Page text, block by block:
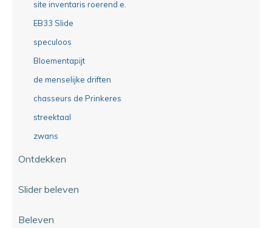
site inventaris roerend e.
EB33 Slide
speculoos
Bloementapijt
de menselijke driften
chasseurs de Prinkeres
streektaal
zwans
Ontdekken
Slider beleven
Beleven